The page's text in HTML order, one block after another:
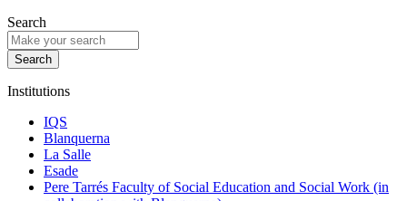
Search
Institutions
IQS
Blanquerna
La Salle
Esade
Pere Tarrés Faculty of Social Education and Social Work (in